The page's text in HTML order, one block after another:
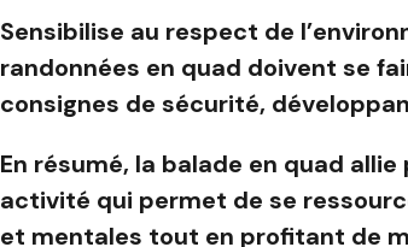
Sensibilise au respect de
randonnées en quad doivent se
consignes de sécurité,
En résumé, la balade en quad
activité qui permet de se
et mentales tout en profitant de